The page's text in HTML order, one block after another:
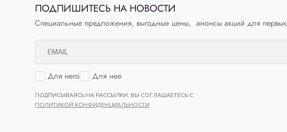
ПОДПИШИТЕСЬ НА НОВОСТИ
Специальные предложения, выгодные цены, анонсы акций для первых
Для него Для нее
ПОДПИСЫВАЯСЬ НА РАССЫЛКИ, ВЫ СОГЛАШАЕТЕСЬ С
ПОЛИТИКОЙ КОНФИДЕНЦИАЛЬНОСТИ